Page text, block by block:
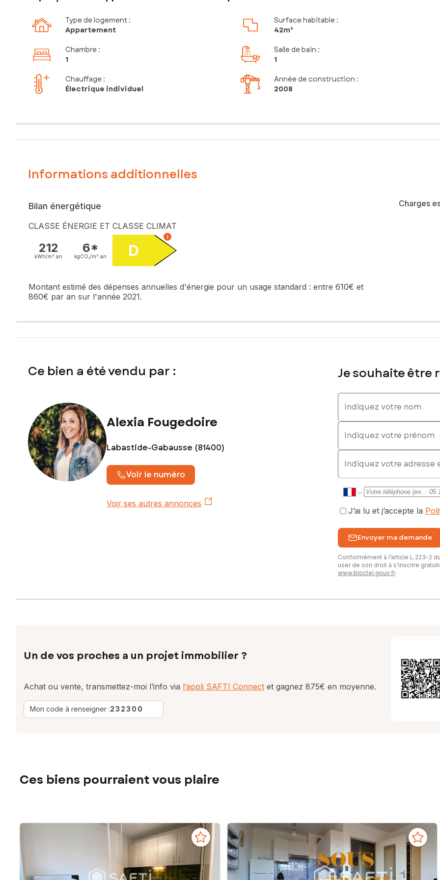
Type de logement :
Appartement
Surface habitable :
42m²
Chambre :
1
Salle de bain :
1
Chauffage :
Électrique individuel
Année de construction :
2008
Informations additionnelles
Bilan énergétique
CLASSE ÉNERGIE ET CLASSE CLIMAT
212
kWh/m². an
6*
kgCO₂/m². an D
i
Montant estimé des dépenses annuelles d'énergie pour un usage standard : entre 610€ et
860€ par an sur l'année 2021.
Charges
Ce bien a été vendu par :
Alexia Fougedoire
Labastide-Gabausse (81400)
Voir le numéro
Voir ses autres annonces
Je souhaite être
Indiquez votre nom
Indiquez votre prénom
E-mail
J’ai lu et j’accepte la
Envoyer ma demande
Conformément à l’article L.223-2
user de son droit à s’inscrire
www.bloctel.gouv.fr.
Un de vos proches a un projet immobilier ?
Achat ou vente, transmettez-moi l’info via l’appli SAFTI Connect et gagnez 875€ en moyenne.
Mon code à renseigner :232300
Ces biens pourraient vous plaire